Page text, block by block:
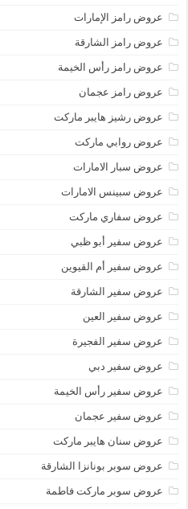
عروض رامز الإمارات
عروض رامز الشارقة
عروض رامز رأس الخيمة
عروض رامز عجمان
عروض رشيز هايبر ماركت
عروض روابي ماركت
عروض سبار الامارات
عروض سبينس الامارات
عروض سفاري ماركت
عروض سفير أبو ظبي
عروض سفير أم القيوين
عروض سفير الشارقة
عروض سفير العين
عروض سفير الفجيرة
عروض سفير دبي
عروض سفير رأس الخيمة
عروض سفير عجمان
عروض سنان هايبر ماركت
عروض سوبر بونانزا الشارقة
عروض سوبر ماركت فاطمة